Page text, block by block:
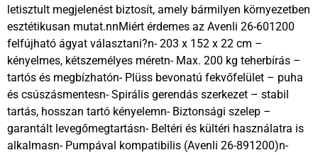
letisztult megjelenést biztosít, amely bármilyen környezetben
esztétikusan mutat.nnMiért érdemes az Avenli 26-601200
felfújható ágyat választani?n- 203 x 152 x 22 cm –
kényelmes, kétszemélyes méretn- Max. 200 kg teherbírás –
tartós és megbízhatón- Plüss bevonatú fekvőfelület – puha
és csúszásmentesn- Spirális gerendás szerkezet – stabil
tartás, hosszan tartó kényelemn- Biztonsági szelep –
garantált levegőmegtartásn- Beltéri és kültéri használatra is
alkalmasn- Pumpával kompatibilis (Avenli 26-891200)n-